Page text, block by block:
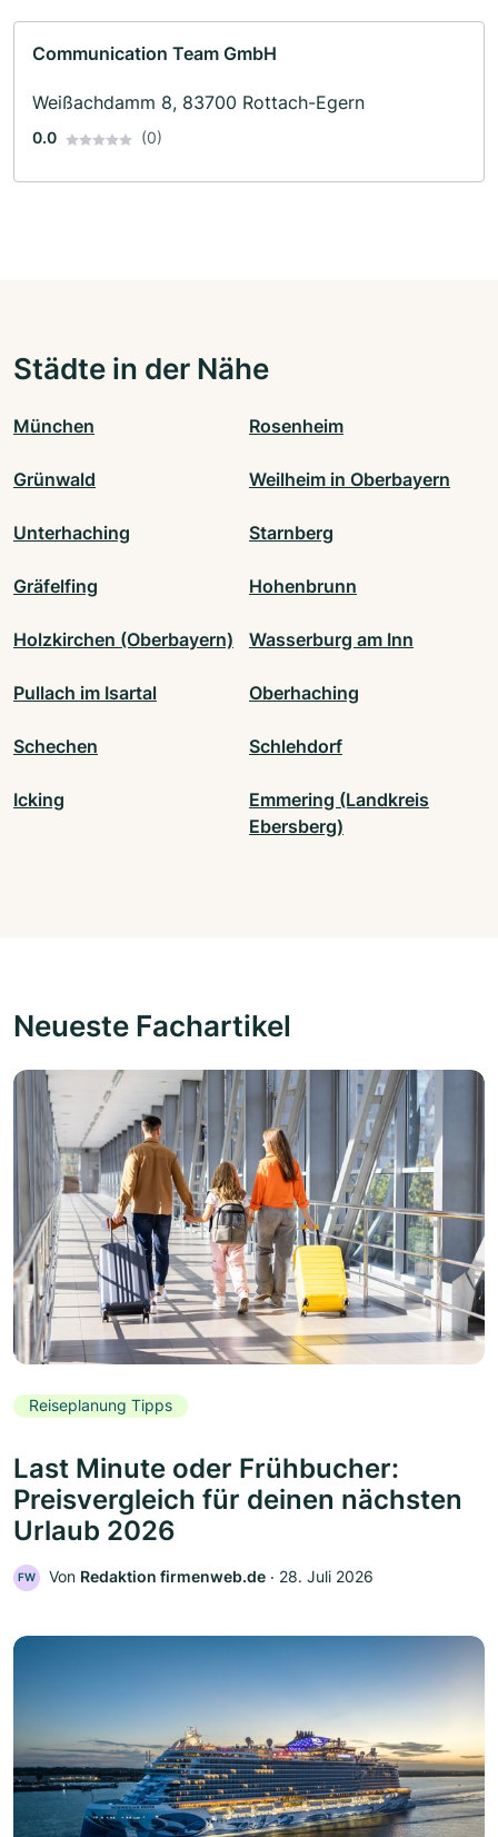
Communication Team GmbH
Weißachdamm 8, 83700 Rottach-Egern
0.0 (0)
Städte in der Nähe
München Rosenheim
Grünwald Weilheim in Oberbayern
Unterhaching Starnberg
Gräfelfing Hohenbrunn
Holzkirchen (Oberbayern) Wasserburg am Inn
Pullach im Isartal Oberhaching
Schechen Schlehdorf
Icking
Emmering (Landkreis
Ebersberg)
Neueste Fachartikel
Reiseplanung Tipps
Last Minute oder Frühbucher:
Preisvergleich für deinen nächsten
Urlaub 2026
FW Von Redaktion firmenweb.de ‧ 28. Juli 2026